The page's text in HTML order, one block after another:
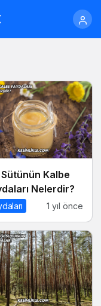
Sütünün Kalbe
Nelerdir?
1 yıl önce